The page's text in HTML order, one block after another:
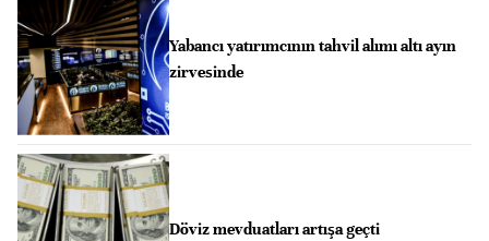
Yabancı yatırımcının tahvil alımı altı ayın
zirvesinde
Döviz mevduatları artışa geçti